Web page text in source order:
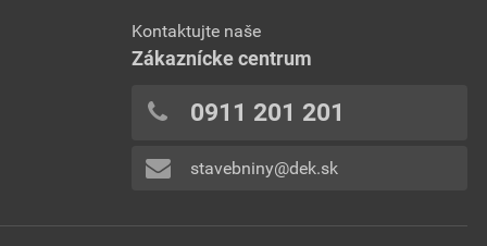
Kontaktujte naše
Zákaznícke centrum
0911 201 201
stavebniny@dek.sk